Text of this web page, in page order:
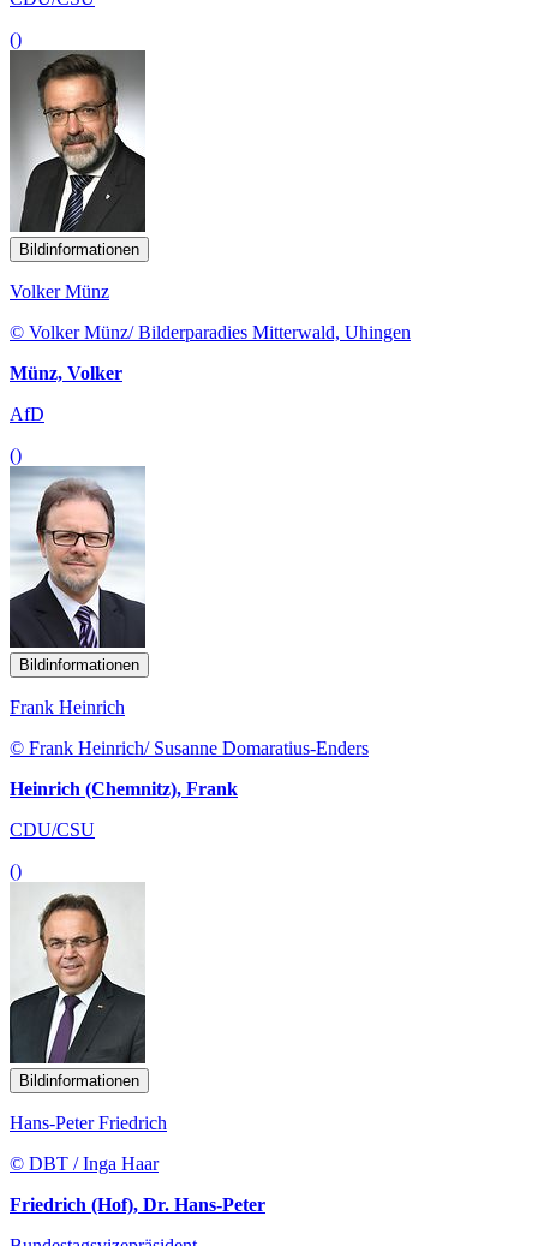
()
Bildinformationen
Volker Münz
© Volker Münz/ Bilderparadies Mitterwald, Uhingen
Münz, Volker
AfD
()
Bildinformationen
Frank Heinrich
© Frank Heinrich/ Susanne Domaratius-Enders
Heinrich (Chemnitz), Frank
CDU/CSU
()
Bildinformationen
Hans-Peter Friedrich
© DBT / Inga Haar
Friedrich (Hof), Dr. Hans-Peter